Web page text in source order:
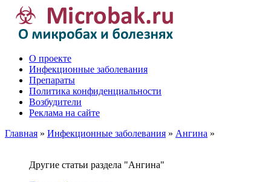
О проекте
Инфекционные заболевания
Препараты
Политика конфиденциальности
Возбудители
Реклама на сайте
Главная » Инфекционные заболевания » Ангина »
Другие статьи раздела "Ангина"